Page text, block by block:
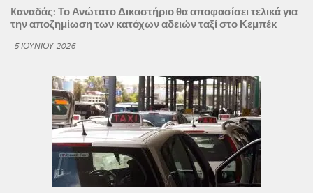
Kαναδάς: Το Ανώτατο Δικαστήριο θα αποφασίσει τελικά για
την αποζημίωση των κατόχων αδειών ταξί στο Κεμπέκ
5 ΙΟΥΝΊΟΥ 2026